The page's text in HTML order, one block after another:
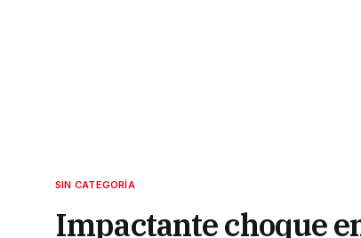
SIN CATEGORÍA
Impactante choque